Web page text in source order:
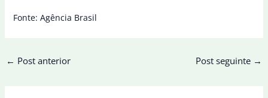
Fonte: Agência Brasil
← Post anterior Post seguinte →